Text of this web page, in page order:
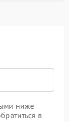
ниже
в